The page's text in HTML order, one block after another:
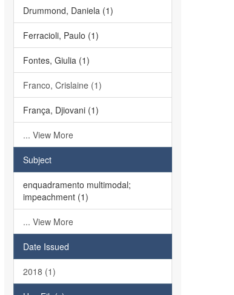
Drummond, Daniela (1)
Ferracioli, Paulo (1)
Fontes, Giulia (1)
Franco, Crislaine (1)
França, Djiovani (1)
... View More
Subject
enquadramento multimodal;
impeachment (1)
... View More
Date Issued
2018 (1)